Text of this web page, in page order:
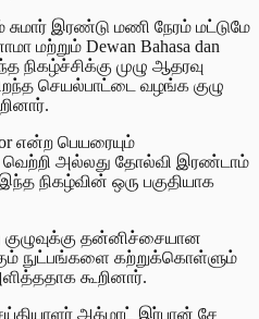
இரண்டு மணி நேரம் மட்டுமே
மற்றும் Dewan Bahasa dan
நிகழ்ச்சிக்கு முழு ஆதரவு
செயல்பாட்டை வழங்க குழு
என்ற பெயரையும்
வெற்றி அல்லது தோல்வி இரண்டாம்
நிகழ்வின் ஒரு பகுதியாக
தன்னிச்சையான
நுட்பங்களை கற்றுக்கொள்ளும்
கூறினார்.
அக்மாட் இர்பான் சே